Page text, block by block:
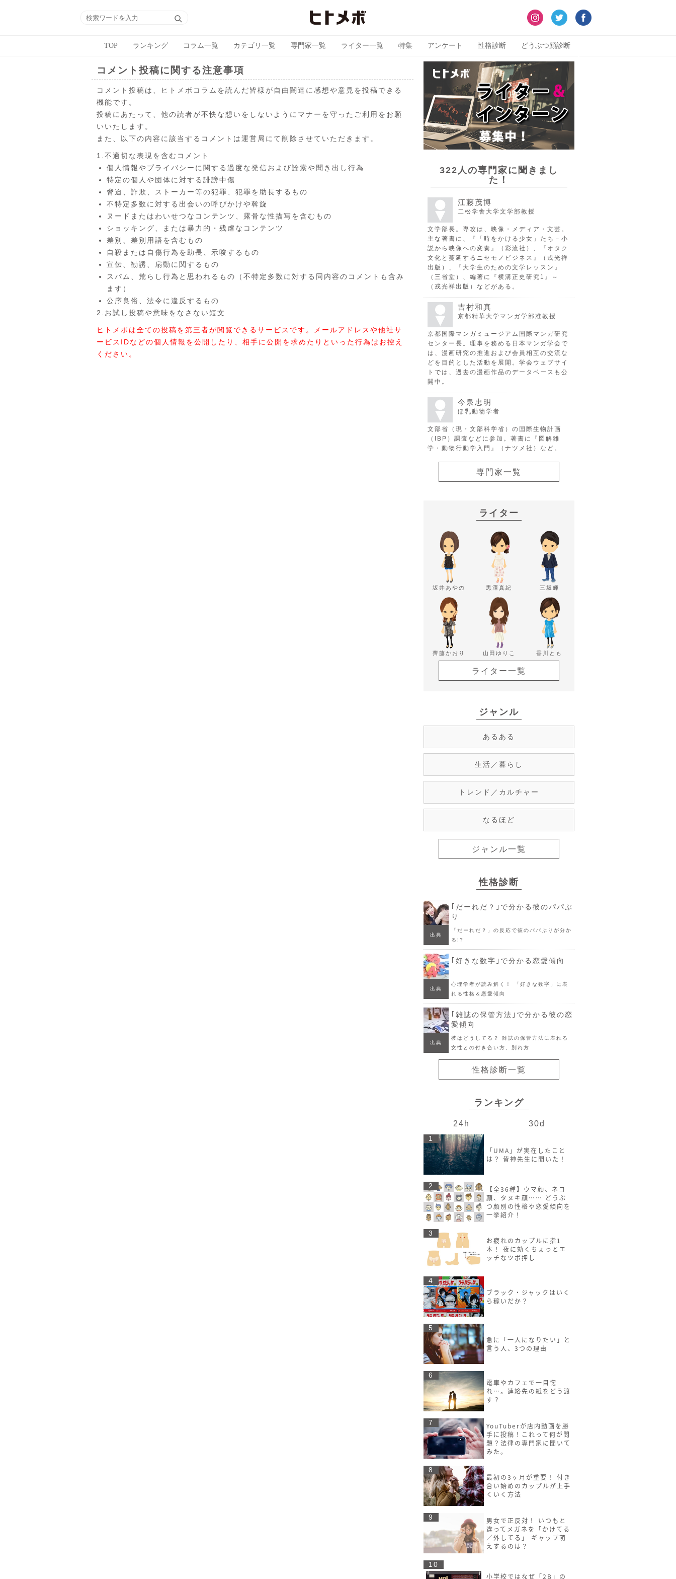
TOP ランキング コラム一覧 カテゴリ一覧 専門家一覧 ライター一覧 特集 アンケート 性格診断 どうぶつ顔診断
コメント投稿に関する注意事項
コメント投稿は、ヒトメボコラムを読んだ皆様が自由闊達に感想や意見を投稿できる
機能です。
投稿にあたって、他の読者が不快な想いをしないようにマナーを守ったご利用をお願
いいたします。
また、以下の内容に該当するコメントは運営局にて削除させていただきます。
1.不適切な表現を含むコメント
個人情報やプライバシーに関する過度な発信および詮索や聞き出し行為
特定の個人や団体に対する誹謗中傷
脅迫、詐欺、ストーカー等の犯罪、犯罪を助長するもの
不特定多数に対する出会いの呼びかけや斡旋
ヌードまたはわいせつなコンテンツ、露骨な性描写を含むもの
ショッキング、または暴力的・残虐なコンテンツ
差別、差別用語を含むもの
自殺または自傷行為を助長、示唆するもの
宣伝、勧誘、扇動に関するもの
スパム、荒らし行為と思われるもの（不特定多数に対する同内容のコメントも含み
ます）
公序良俗、法令に違反するもの
2.お試し投稿や意味をなさない短文
ヒトメボは全ての投稿を第三者が閲覧できるサービスです。メールアドレスや他社サ
ービスIDなどの個人情報を公開したり、相手に公開を求めたりといった行為はお控え
ください。
322人の専門家に聞きまし
た！
江藤茂博
二松学舎大学文学部教授
文学部長。専攻は、映像・メディア・文芸。
主な著書に、『「時をかける少女」たち－小
説から映像への変奏』（彩流社）、『オタク
文化と蔓延するニセモノビジネス』（戎光祥
出版）、『大学生のための文学レッスン』
（三省堂）、編著に『横溝正史研究1』～
（戎光祥出版）などがある。
吉村和真
京都精華大学マンガ学部准教授
京都国際マンガミュージアム国際マンガ研究
センター長。理事を務める日本マンガ学会で
は、漫画研究の推進および会員相互の交流な
どを目的とした活動を展開。学会ウェブサイ
トでは、過去の漫画作品のデータベースも公
開中。
今泉忠明
ほ乳動物学者
文部省（現・文部科学省）の国際生物計画
（IBP）調査などに参加。著書に『図解雑
学・動物行動学入門』（ナツメ社）など。
専門家一覧
ライター
坂井あやの 黒澤真紀 三坂輝
齊藤かおり 山田ゆりこ 香川とも
ライター一覧
ジャンル
あるある
生活／暮らし
トレンド／カルチャー
なるほど
ジャンル一覧
性格診断
｢だーれだ？｣で分かる彼のパパぶ
り
出典
「だーれだ？」の反応で彼のパパぶりが分か
る!?
｢好きな数字｣で分かる恋愛傾向
出典
心理学者が読み解く！ 「好きな数字」に表
れる性格＆恋愛傾向
｢雑誌の保管方法｣で分かる彼の恋
愛傾向
出典
彼はどうしてる？ 雑誌の保管方法に表れる
女性との付き合い方、別れ方
性格診断一覧
ランキング
24h 30d
1
「UMA」が実在したこと
は？ 皆神先生に聞いた！
2
【全36種】ウマ顔、ネコ
顔、タヌキ顔…… どうぶ
つ顔別の性格や恋愛傾向を
一挙紹介！
3
お疲れのカップルに指1
本！ 夜に効くちょっとエ
ッチなツボ押し
4
ブラック・ジャックはいく
ら稼いだか？
5
急に「一人になりたい」と
言う人、3つの理由
6
電車やカフェで一目惚
れ…。連絡先の紙をどう渡
す？
7
YouTuberが店内動画を勝
手に投稿！これって何が問
題？法律の専門家に聞いて
みた。
8
最初の3ヶ月が重要！ 付き
合い始めのカップルが上手
くいく方法
9
男女で正反対！ いつもと
違ってメガネを「かけてる
／外してる」 ギャップ萌
えするのは？
10
小学校ではなぜ「2B」の